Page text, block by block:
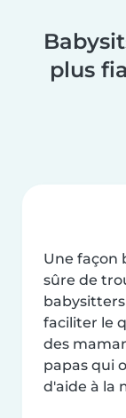
plus
Une façon
sûre de
faciliter le
des
papas qui
d'aide à la